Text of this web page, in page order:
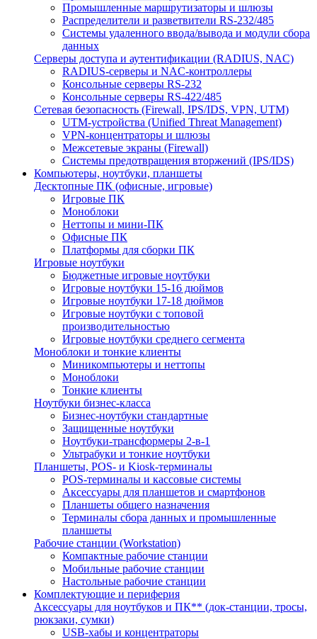
Промышленные маршрутизаторы и шлюзы
Распределители и разветвители RS-232/485
Системы удаленного ввода/вывода и модули сбора
данных
Серверы доступа и аутентификации (RADIUS, NAC)
RADIUS-серверы и NAC-контроллеры
Консольные серверы RS-232
Консольные серверы RS-422/485
Сетевая безопасность (Firewall, IPS/IDS, VPN, UTM)
UTM-устройства (Unified Threat Management)
VPN-концентраторы и шлюзы
Межсетевые экраны (Firewall)
Системы предотвращения вторжений (IPS/IDS)
Компьютеры, ноутбуки, планшеты
Десктопные ПК (офисные, игровые)
Игровые ПК
Моноблоки
Неттопы и мини-ПК
Офисные ПК
Платформы для сборки ПК
Игровые ноутбуки
Бюджетные игровые ноутбуки
Игровые ноутбуки 15-16 дюймов
Игровые ноутбуки 17-18 дюймов
Игровые ноутбуки с топовой
производительностью
Игровые ноутбуки среднего сегмента
Моноблоки и тонкие клиенты
Миникомпьютеры и неттопы
Моноблоки
Тонкие клиенты
Ноутбуки бизнес-класса
Бизнес-ноутбуки стандартные
Защищенные ноутбуки
Ноутбуки-трансформеры 2-в-1
Ультрабуки и тонкие ноутбуки
Планшеты, POS- и Kiosk-терминалы
POS-терминалы и кассовые системы
Аксессуары для планшетов и смартфонов
Планшеты общего назначения
Терминалы сбора данных и промышленные
планшеты
Рабочие станции (Workstation)
Компактные рабочие станции
Мобильные рабочие станции
Настольные рабочие станции
Комплектующие и периферия
Аксессуары для ноутбуков и ПК** (док-станции, тросы,
рюкзаки, сумки)
USB-хабы и концентраторы